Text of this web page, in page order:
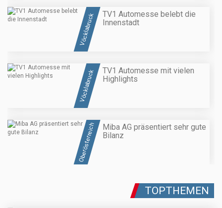
Vöcklabruck
TV1 Automesse belebt die
Innenstadt
Vöcklabruck
TV1 Automesse mit vielen
Highlights
Oberösterreich
Miba AG präsentiert sehr gute
Bilanz
TOPTHEMEN